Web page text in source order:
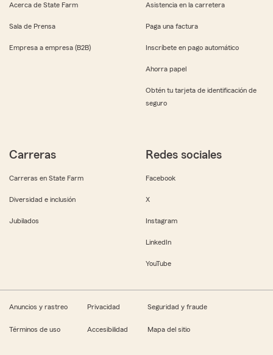
Acerca de State Farm
Sala de Prensa
Empresa a empresa (B2B)
Asistencia en la carretera
Paga una factura
Inscríbete en pago automático
Ahorra papel
Obtén tu tarjeta de identificación de
seguro
Carreras
Carreras en State Farm
Diversidad e inclusión
Jubilados
Redes sociales
Facebook
X
Instagram
LinkedIn
YouTube
Anuncios y rastreo Privacidad Seguridad y fraude
Términos de uso Accesibilidad Mapa del sitio